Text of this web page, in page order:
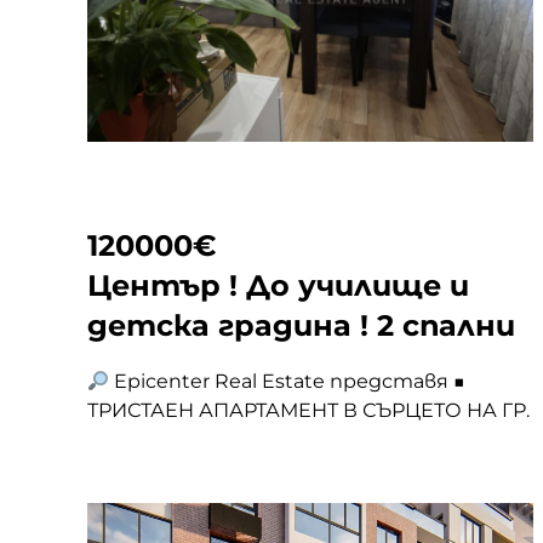
с. Гълъбник
с. Дебели лаг
с. Дивотино
с. Доброславци
edition/">Continued</a>
120000€
Център ! До училище и
детска градина ! 2 спални
Epicenter Real Estate представя ■
ТРИСТАЕН АПАРТАМЕНТ В СЪРЦЕТО НА ГР.
продажба просторен двустаен
апартамент, функционално преустроен